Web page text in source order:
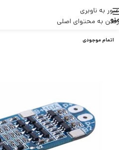
عبور به ناوبری
رفتن به محتوای اصلی
اتمام موجودی